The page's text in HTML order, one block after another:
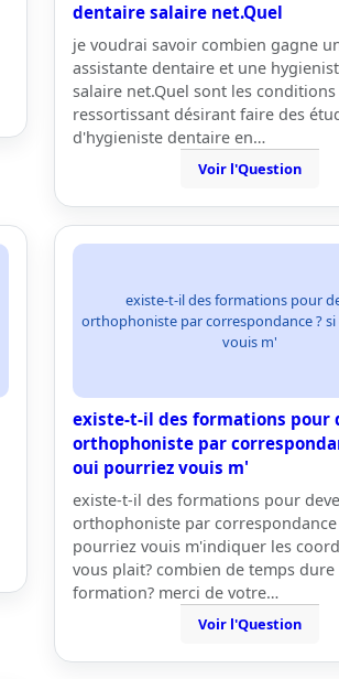
dentaire salaire net.Quel
je voudrai savoir combien gagne
assistante dentaire et une
salaire net.Quel sont les
ressortissant désirant faire des
d'hygieniste dentaire en…
Voir l'Question
existe-t-il des formations pour
orthophoniste par correspondance ?
vouis m'
existe-t-il des formations pour
orthophoniste par
oui pourriez vouis m'
existe-t-il des formations pour
orthophoniste par correspondance
pourriez vouis m'indiquer les
vous plait? combien de temps dure
formation? merci de votre…
Voir l'Question